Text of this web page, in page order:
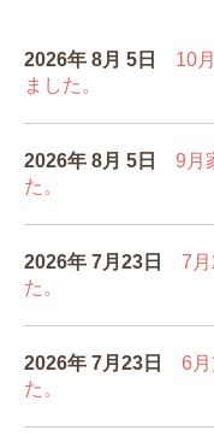
2026年 8月 5 日 10
ました。
2026年 8月 5 日 9月
た。
2026年 7月23 日 7
た。
2026年 7月23 日 6
た。